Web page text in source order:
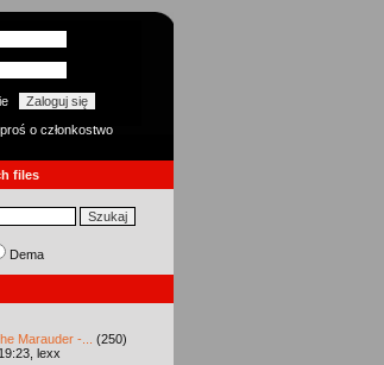
o członkostwo
files
Dema
Marauder -...
(250)
lexx